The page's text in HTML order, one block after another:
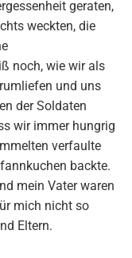
geraten,
weckten, die
noch, wie wir als
und uns
der Soldaten
wir immer hungrig
verfaulte
backte.
mein Vater waren
mich nicht so
Eltern.